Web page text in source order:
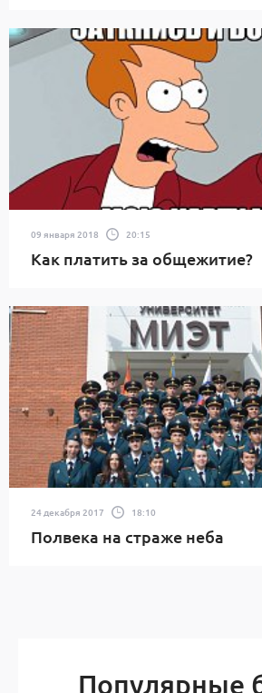
09 января 2018 20:15
Как платить за общежитие?
24 декабря 2017 18:10
Полвека на страже неба
Популярные